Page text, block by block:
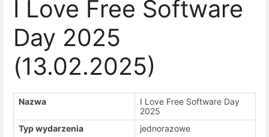
I Love Free Software
Day 2025
(13.02.2025)
Nazwa
I Love Free Software Day
2025
Typ wydarzenia
jednorazowe